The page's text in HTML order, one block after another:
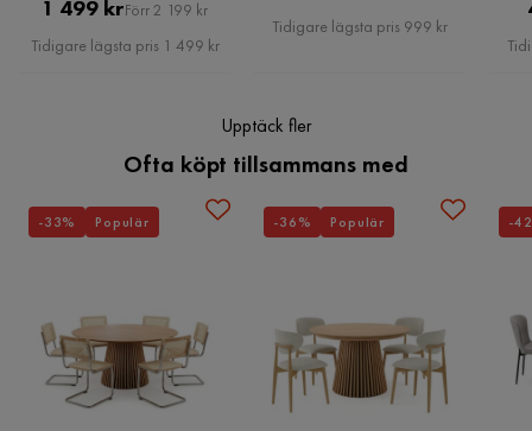
Materialtyp Travertinkropp, glasskiva
Färg Vit,Beige
Ljuskälla ingår
Färgnamn Beige Och Vit
220-240 V volts
Pris
1 499 krOriginal
Pris
Förr 2 199 kr
Tidigare lägsta pris 1 499 kr
Pris
Tidigare lägsta pris 999 kr
Upptäck fler
Ofta köpt tillsammans med
-33% Populär -36% Populär -